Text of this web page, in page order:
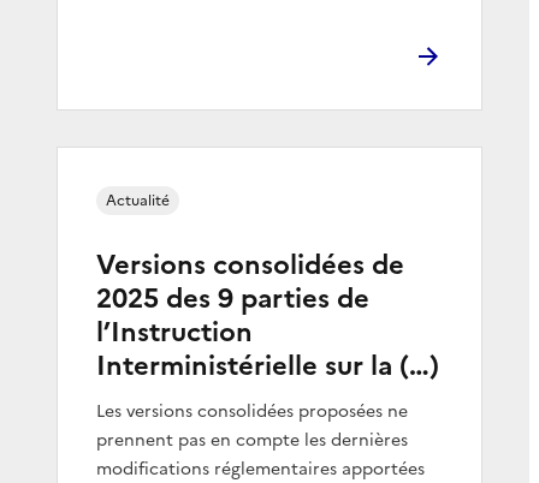
Versions consolidées de
2025 des 9 parties de
l’Instruction
Interministérielle sur la (…)
Les versions consolidées proposées ne
prennent pas en compte les dernières
modifications réglementaires apportées
Actualité